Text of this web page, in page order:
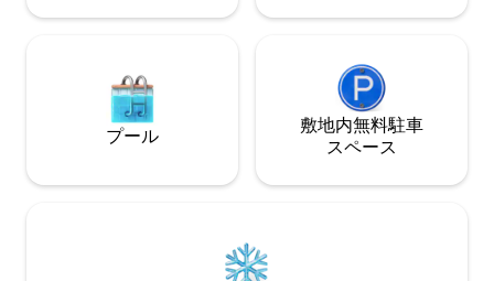
プール
敷地内無料駐⁠車
ス⁠ペ⁠ー⁠ス